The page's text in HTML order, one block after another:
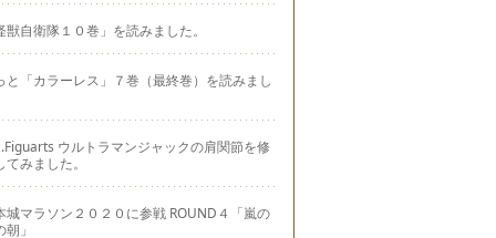
獣自衛隊１０巻」を読みました。
と「カラーレス」７巻（最終巻）を読みまし
ウルトラマンジャックの肩関節を修
てみました。
城マラソン２０２０に参戦 ROUND４「嵐の
朝」